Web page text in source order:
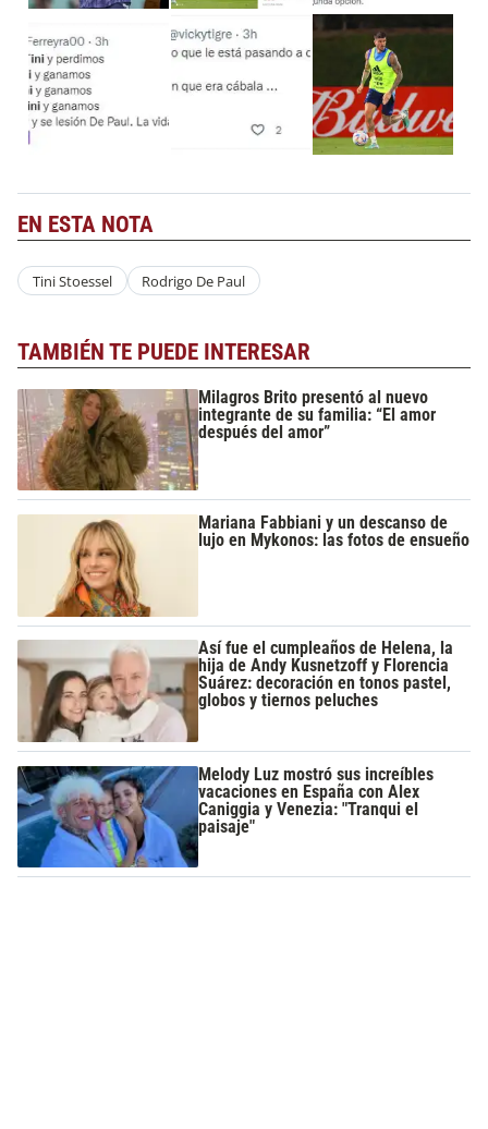
EN ESTA NOTA
Tini Stoessel Rodrigo De Paul
TAMBIÉN TE PUEDE INTERESAR
Milagros Brito presentó al nuevo
integrante de su familia: “El amor
después del amor”
Mariana Fabbiani y un descanso de
lujo en Mykonos: las fotos de ensueño
Así fue el cumpleaños de Helena, la
hija de Andy Kusnetzoff y Florencia
Suárez: decoración en tonos pastel,
globos y tiernos peluches
Melody Luz mostró sus increíbles
vacaciones en España con Alex
Caniggia y Venezia: "Tranqui el
paisaje"